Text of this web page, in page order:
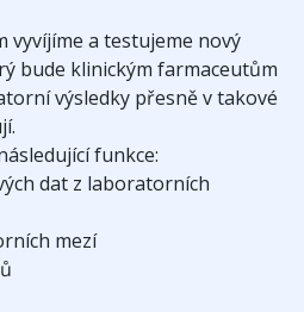
vyvíjíme a testujeme nový
bude klinickým farmaceutům
výsledky přesně v takové
funkce:
dat z laboratorních
mezí